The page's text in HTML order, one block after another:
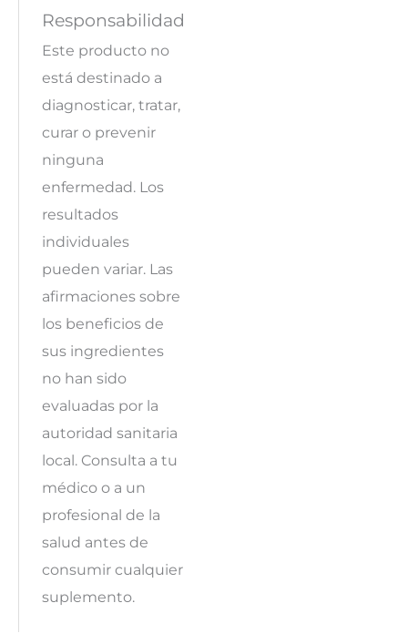
Responsabilidad
Este producto no
está destinado a
diagnosticar, tratar,
curar o prevenir
ninguna
enfermedad. Los
resultados
individuales
pueden variar. Las
afirmaciones sobre
los beneficios de
sus ingredientes
no han sido
evaluadas por la
autoridad sanitaria
local. Consulta a tu
médico o a un
profesional de la
salud antes de
consumir cualquier
suplemento.